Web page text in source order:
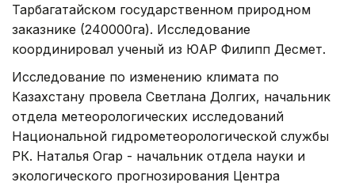
Тарбагатайском государственном природном
заказнике (240000га). Исследование
координировал ученый из ЮАР Филипп Десмет.
Исследование по изменению климата по
Казахстану провела Светлана Долгих, начальник
отдела метеорологических исследований
Национальной гидрометеорологической службы
РК. Наталья Огар - начальник отдела науки и
экологического прогнозирования Центра